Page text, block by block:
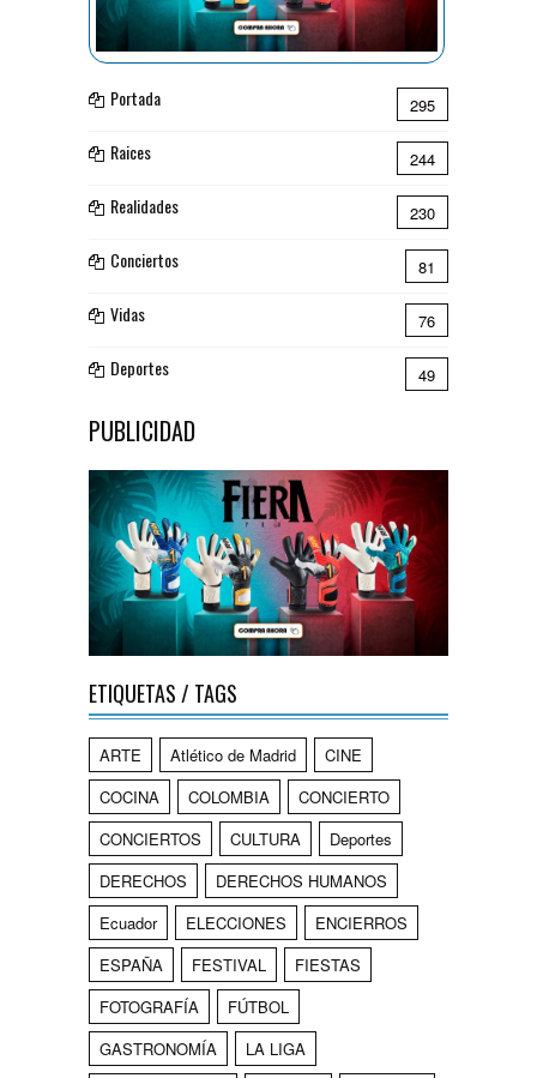
Portada 295
Raices 244
Realidades 230
Conciertos 81
Vidas 76
Deportes 49
PUBLICIDAD
ETIQUETAS / TAGS
ARTE Atlético de Madrid
CINE
COCINA
COLOMBIA
CONCIERTO
CONCIERTOS
CULTURA
Deportes
DERECHOS
DERECHOS HUMANOS
Ecuador
ELECCIONES
ENCIERROS
ESPAÑA
FESTIVAL
FIESTAS
FOTOGRAFÍA
FÚTBOL
GASTRONOMÍA
LA LIGA